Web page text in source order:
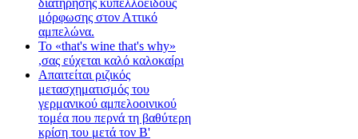
διατήρησης κυπελλοειδούς
μόρφωσης στον Αττικό
αμπελώνα.
Το «that's wine that's why»
,σας εύχεται καλό καλοκαίρι
Απαιτείται ριζικός
μετασχηματισμός του
γερμανικού αμπελοοινικού
τομέα που περνά τη βαθύτερη
κρίση του μετά τον Β'